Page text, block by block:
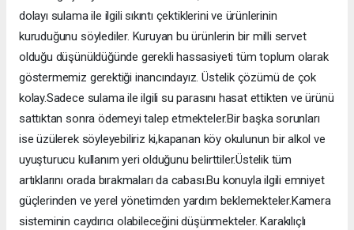
dolayı sulama ile ilgili sıkıntı çektiklerini ve ürünlerinin
kuruduğunu söylediler. Kuruyan bu ürünlerin bir milli servet
olduğu düşünüldüğünde gerekli hassasiyeti tüm toplum olarak
göstermemiz gerektiği inancındayız. Üstelik çözümü de çok
kolay.Sadece sulama ile ilgili su parasını hasat ettikten ve ürünü
sattıktan sonra ödemeyi talep etmekteler.Bir başka sorunları
ise üzülerek söyleyebiliriz ki,kapanan köy okulunun bir alkol ve
uyuşturucu kullanım yeri olduğunu belirttiler.Üstelik tüm
artıklarını orada bırakmaları da cabası.Bu konuyla ilgili emniyet
güçlerinden ve yerel yönetimden yardım beklemekteler.Kamera
sisteminin caydırıcı olabileceğini düşünmekteler. Karakılıçlı